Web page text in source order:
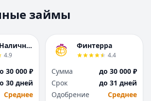
Набережные Челны
Нижний Новгород
Новокузнецк
Новосибирск
Омск
Набережные
Нижний Новгород
Новокузнецк
Новосибирск
Омск
займы
Умные Наличные
4.9
30 000 ₽
30 дней
Среднее
Финтерра
4.4
Сумма
до 30 000 ₽
Срок
до 31 дней
Одобрение
Среднее